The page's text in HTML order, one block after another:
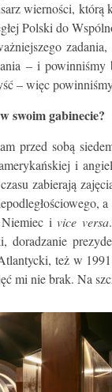
wierności,
Polski do
– i
– więc
swoim gabinecie?
przed sobą
i
zabierają
Niemiec ivice versa
też w
mi nie brak. Na